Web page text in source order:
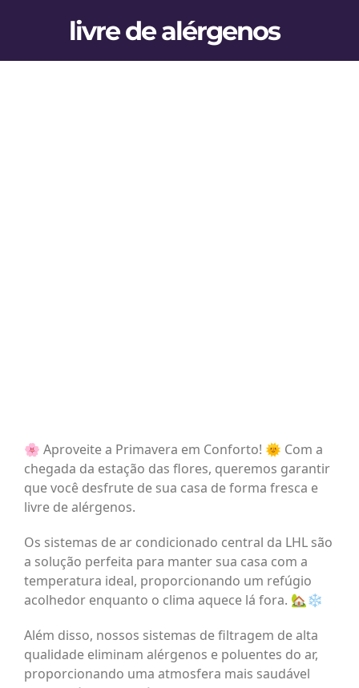
AGENDE
livre de alérgenos
🌸 Aproveite a Primavera em Conforto! 🌞 Com a
chegada da estação das flores, queremos garantir
que você desfrute de sua casa de forma fresca e
livre de alérgenos.
Os sistemas de ar condicionado central da LHL são
a solução perfeita para manter sua casa com a
temperatura ideal, proporcionando um refúgio
acolhedor enquanto o clima aquece lá fora. 🏡❄️
Além disso, nossos sistemas de filtragem de alta
qualidade eliminam alérgenos e poluentes do ar,
proporcionando uma atmosfera mais saudável